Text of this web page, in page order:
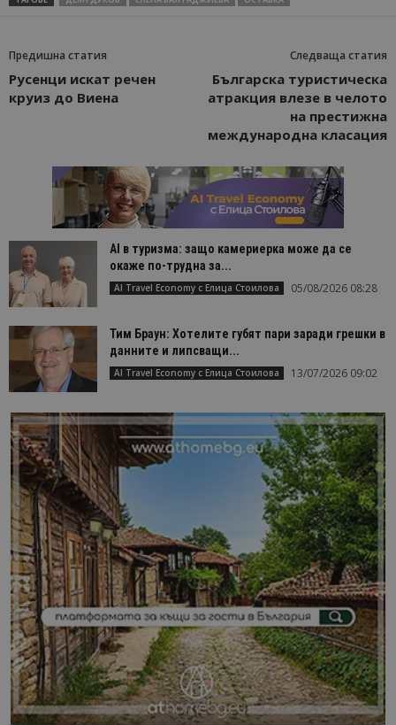
Предишна статия
Русенци искат речен
круиз до Виена
Следваща статия
Българска туристическа
атракция влезе в челото
на престижна
международна класация
AI в туризма: защо камериерка може да се
окаже по-трудна за...
AI Travel Economy с Елица Стоилова 05/08/2026 08:28
Тим Браун: Хотелите губят пари заради грешки в
данните и липсващи...
AI Travel Economy с Елица Стоилова 13/07/2026 09:02